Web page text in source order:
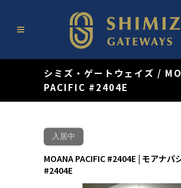
シミズ・ゲートウェイズ /
PACIFIC #2404E
入居中
MOANA PACIFIC #2404E | モアナパ
#2404E